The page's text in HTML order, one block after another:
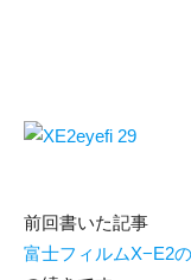
前回書いた記事
富士フィルムX−E2